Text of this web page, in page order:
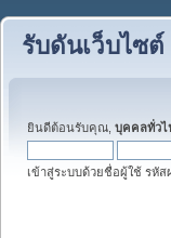
รับดันเว็บไซ
ยินดีต้อนรับคุณ, บุคคลทั่วไ
เข้าสู่ระบบด้วยชื่อผู้ใช้ รหั